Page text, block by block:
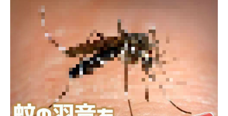
好きが集まる 比べて選べる
ビジネスと働き方のヒント
AI活用のいまが分かる
企業ITのトレンドを詳説